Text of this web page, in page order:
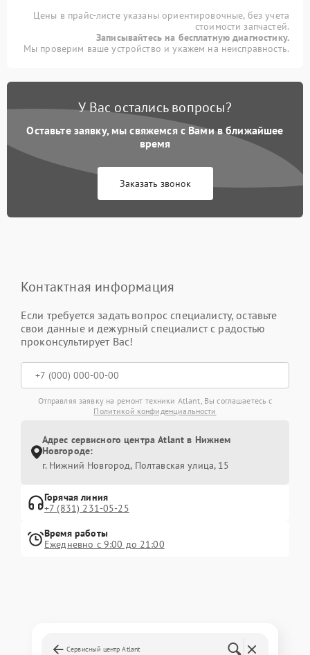
Цены в прайс-листе указаны ориентировочные, без учета
стоимости запчастей.
Записывайтесь на бесплатную диагностику.
Мы проверим ваше устройство и укажем на неисправность.
У Вас остались вопросы?
Оставьте заявку, мы свяжемся с Вами в ближайшее
время
Заказать звонок
Контактная информация
Если требуется задать вопрос специалисту, оставьте
свои данные и дежурный специалист с радостью
проконсультирует Вас!
Отправляя заявку на ремонт техники Atlant, Вы соглашаетесь с
Политикой конфиденциальности
Адрес сервисного центра Atlant в Нижнем
Новгороде:
г. Нижний Новгород, Полтавская улица, 15
Горячая линия
+7 (831) 231-05-25
Время работы
Ежедневно с 9:00 до 21:00
Сервисный центр Atlant